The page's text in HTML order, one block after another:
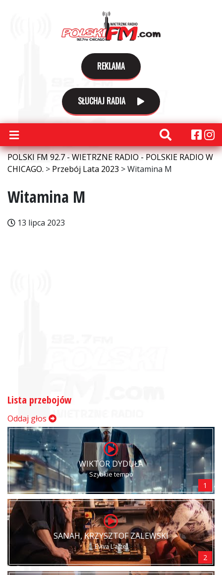
REKLAMA
SŁUCHAJ RADIA
POLSKI FM 92.7 - WIETRZNE RADIO - POLSKIE RADIO W
CHICAGO. > Przebój Lata 2023 >Witamina M
Witamina M
13 lipca 2023
Lista przebojów
Oddaj głos
WIKTOR DYDUŁA
Szybkie tempo
1
SANAH, KRZYSZTOF ZALEWSKI
Eviva L’arte!
2